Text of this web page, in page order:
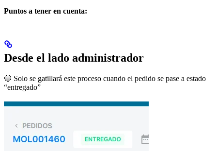
Puntos a tener en cuenta:
Desde el lado administrador
🔵 Solo se gatillará este proceso cuando el pedido se pase a estado
“entregado”